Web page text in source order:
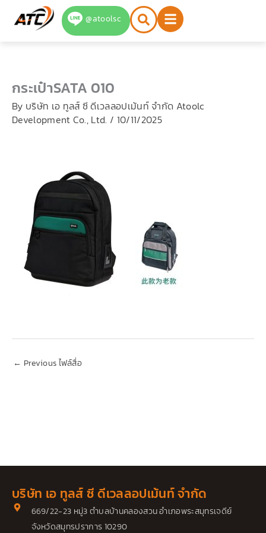
@atoolsc
กระเป๋าSATA 010
By บริษัท เอ ทูลส์ ซี ดีเวลลอปเม้นท์ จำกัด Atoolc
Development Co., Ltd. / 10/11/2025
← Previous ไฟล์สื่อ
บริษัท เอ ทูลส์ ซี ดีเวลลอปเม้นท์ จำกัด
669/22-23 หมู่3 ตำบลบ้านคลองสวน อำเภอพระสมุทรเจดีย์
จังหวัดสมุทรปราการ 10290